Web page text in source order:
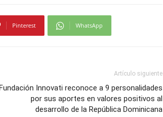
Pinterest WhatsApp
Artículo siguiente
Innovati reconoce a 9 personalidades
por sus aportes en valores positivos al
desarrollo de la República Dominicana